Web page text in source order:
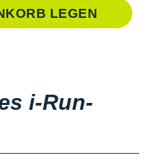
LEGEN
i-Run-